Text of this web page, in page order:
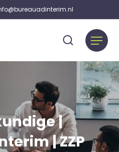
|
| ZZP